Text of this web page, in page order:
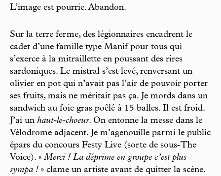
L’image est pourrie. Abandon.
Sur la terre ferme, des légionnaires encadrent le
cadet d’une famille type Manif pour tous qui
s’exerce à la mitraillette en poussant des rires
sardoniques. Le mistral s’est levé, renversant un
olivier en pot qui n’avait pas l’air de pouvoir porter
ses fruits, mais ne méritait pas ça. Je mords dans un
sandwich au foie gras poêlé à 15 balles. Il est froid.
J’ai un haut-le-choeur. On entonne la messe dans le
Vélodrome adjacent. Je m’agenouille parmi le public
épars du concours Festy Live (sorte de sous-The
Voice). «Merci ! La déprime en groupe c’est plus
sympa ! » clame un artiste avant de quitter la scène.